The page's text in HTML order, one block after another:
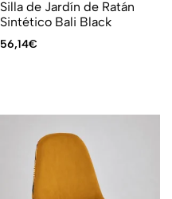
Silla de Jardín de Ratán
Sintético Bali Black
56,14€